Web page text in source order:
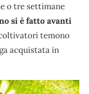
o tre settimane
si è fatto avanti
temono
acquistata in